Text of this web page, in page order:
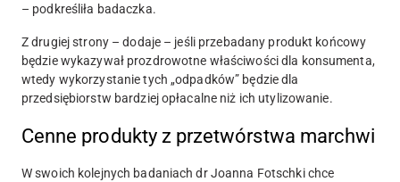
– podkreśliła badaczka.
Z drugiej strony – dodaje – jeśli przebadany produkt końcowy
będzie wykazywał prozdrowotne właściwości dla konsumenta,
wtedy wykorzystanie tych „odpadków” będzie dla
przedsiębiorstw bardziej opłacalne niż ich utylizowanie.
Cenne produkty z przetwórstwa marchwi
W swoich kolejnych badaniach dr Joanna Fotschki chce